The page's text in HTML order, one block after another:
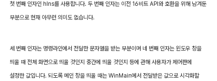
첫 번째 인자인 hIns를 사용합니다. 두 번째 인자는 이전 16비트 API 와 호환을 위해 남겨둔
부분으로 현재 아무런 의미도 없습니다.
세 번째 인자는 명령라인에서 전달한 문자열을 받는 부분이며 네 번째 인자는 윈도우 창을
띄울 때 전체 화면으로 띄울 것인지 중간에 띄울 것인지 등에 관해 사용자가 제어판에
설정한 값입니다. 되도록 메인 창을 띄울 때는 WinMain에서 전달받은 값으로 시각화할